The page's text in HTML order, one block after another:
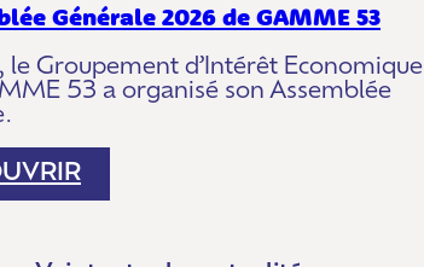
Générale 2026 de GAMME 53
le Groupement d’Intérêt Economique
53 a organisé son Assemblée
:
L’ASSEMBLÉE